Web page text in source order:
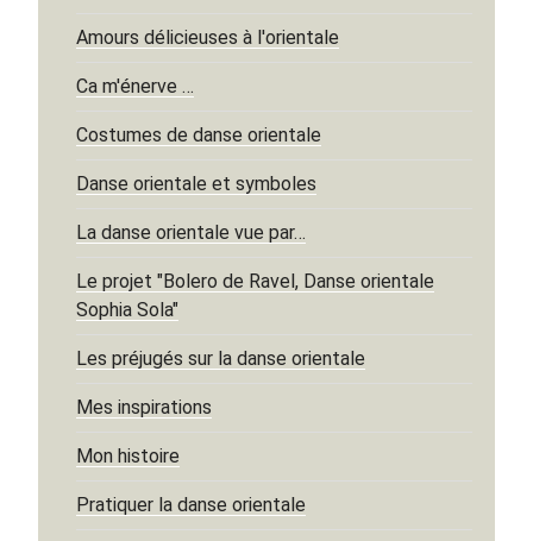
Amours délicieuses à l'orientale
Ca m'énerve …
Costumes de danse orientale
Danse orientale et symboles
La danse orientale vue par…
Le projet "Bolero de Ravel, Danse orientale
Sophia Sola"
Les préjugés sur la danse orientale
Mes inspirations
Mon histoire
Pratiquer la danse orientale